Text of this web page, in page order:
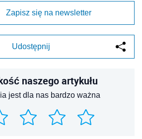
Zapisz się na newsletter
Udostępnij
naszego artykułu
jest dla nas bardzo ważna